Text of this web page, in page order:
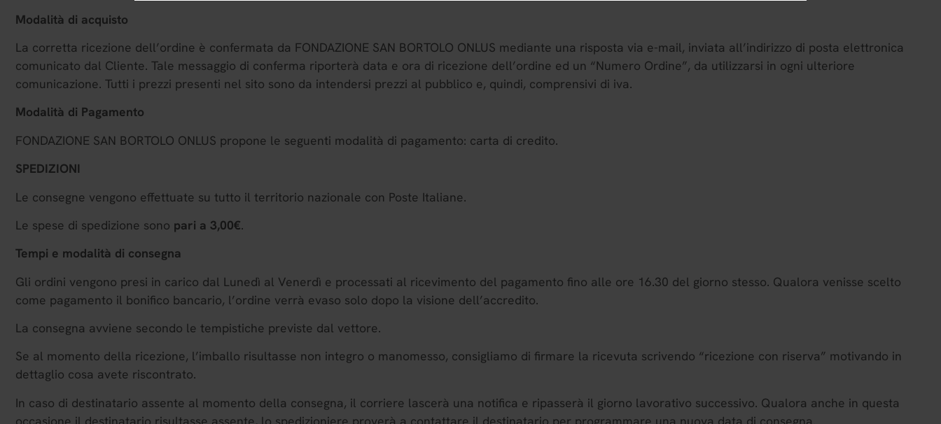
Modalità di acquisto
La corretta ricezione dell’ordine è confermata da FONDAZIONE SAN BORTOLO ONLUS mediante una risposta via e-mail, inviata all’indirizzo di posta elettronica
comunicato dal Cliente. Tale messaggio di conferma riporterà data e ora di ricezione dell’ordine ed un “Numero Ordine”, da utilizzarsi in ogni ulteriore
comunicazione. Tutti i prezzi presenti nel sito sono da intendersi prezzi al pubblico e, quindi, comprensivi di iva.
Modalità di Pagamento
FONDAZIONE SAN BORTOLO ONLUS propone le seguenti modalità di pagamento: carta di credito.
SPEDIZIONI
Le consegne vengono effettuate su tutto il territorio nazionale con Poste Italiane.
Le spese di spedizione sono pari a 3,00€.
Tempi e modalità di consegna
Gli ordini vengono presi in carico dal Lunedì al Venerdì e processati al ricevimento del pagamento fino alle ore 16.30 del giorno stesso. Qualora venisse scelto
come pagamento il bonifico bancario, l’ordine verrà evaso solo dopo la visione dell’accredito.
La consegna avviene secondo le tempistiche previste dal vettore.
Se al momento della ricezione, l’imballo risultasse non integro o manomesso, consigliamo di firmare la ricevuta scrivendo “ricezione con riserva” motivando in
dettaglio cosa avete riscontrato.
In caso di destinatario assente al momento della consegna, il corriere lascerà una notifica e ripasserà il giorno lavorativo successivo. Qualora anche in questa
occasione il destinatario risultasse assente, lo spedizioniere proverà a contattare il destinatario per programmare una nuova data di consegna.